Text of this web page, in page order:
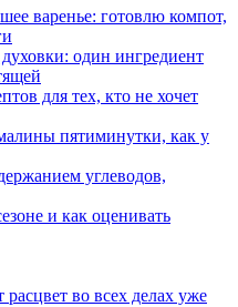
варенье: готовлю компот,
один ингредиент
для тех, кто не хочет
пятиминутки, как у
углеводов,
и как оценивать
во всех делах уже